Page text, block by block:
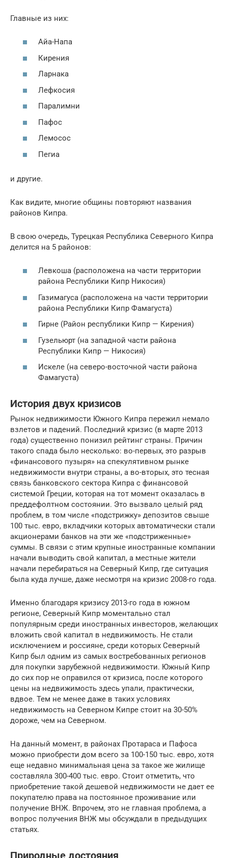
Главные из них:
Айа-Напа
Кирения
Ларнака
Лефкосия
Паралимни
Пафос
Лемосос
Пегиа
и другие.
Как видите, многие общины повторяют названия
районов Кипра.
В свою очередь, Турецкая Республика Северного Кипра
делится на 5 районов:
Левкоша (расположена на части территории
района Республики Кипр Никосия)
Газимагуса (расположена на части территории
района Республики Кипр Фамагуста)
Гирне (Район республики Кипр — Кирения)
Гузельюрт (на западной части района
Республики Кипр — Никосия)
Искеле (на северо-восточной части района
Фамагуста)
История двух кризисов
Рынок недвижимости Южного Кипра пережил немало
взлетов и падений. Последний кризис (в марте 2013
года) существенно понизил рейтинг страны. Причин
такого спада было несколько: во-первых, это разрыв
«финансового пузыря» на спекулятивном рынке
недвижимости внутри страны, а во-вторых, это тесная
связь банковского сектора Кипра с финансовой
системой Греции, которая на тот момент оказалась в
преддефолтном состоянии. Это вызвало целый ряд
проблем, в том числе «подстрижку» депозитов свыше
100 тыс. евро, вкладчики которых автоматически стали
акционерами банков на эти же «подстриженные»
суммы. В связи с этим крупные иностранные компании
начали выводить свой капитал, а местные жители
начали перебираться на Северный Кипр, где ситуация
была куда лучше, даже несмотря на кризис 2008-го года.
Именно благодаря кризису 2013-го года в южном
регионе, Северный Кипр моментально стал
популярным среди иностранных инвесторов, желающих
вложить свой капитал в недвижимость. Не стали
исключением и россияне, среди которых Северный
Кипр был одним из самых востребованных регионов
для покупки зарубежной недвижимости. Южный Кипр
до сих пор не оправился от кризиса, после которого
цены на недвижимость здесь упали, практически,
вдвое. Тем не менее даже в таких условиях
недвижимость на Северном Кипре стоит на 30-50%
дороже, чем на Северном.
На данный момент, в районах Протараса и Пафоса
можно приобрести дом всего за 100-150 тыс. евро, хотя
еще недавно минимальная цена за такое же жилище
составляла 300-400 тыс. евро. Стоит отметить, что
приобретение такой дешевой недвижимости не дает ее
покупателю права на постоянное проживание или
получение ВНЖ. Впрочем, это не главная проблема, а
вопрос получения ВНЖ мы обсуждали в предыдущих
статьях.
Природные достояния